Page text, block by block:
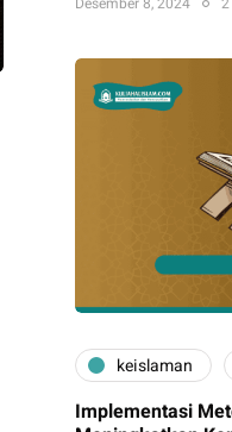
keislaman
Implementasi